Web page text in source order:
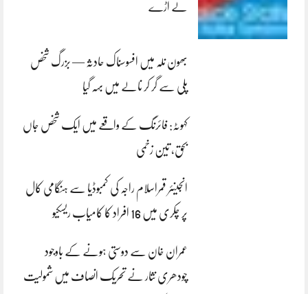
لے اڑے
بھون نلہ میں افسوسناک حادثہ — بزرگ شخص
پلی سے گر کر نالے میں بہہ گیا
کہوٹہ: فائرنگ کے واقعے میں ایک شخص جاں
بحق، تین زخمی
انجینئر قمراسلام راجہ کی کمبوڈیا سے ہنگامی کال
پر چکری میں 16 افراد کا کامیاب ریسکیو
عمران خان سے دوستی ہونے کے باوجود
چودھری نثار نے تحریک انصاف میں شمولیت